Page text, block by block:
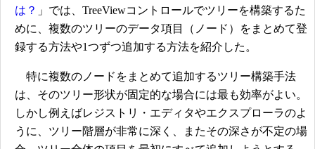
は？ 」では、TreeViewコントロールでツリーを構築するた
めに、複数のツリーのデータ項目（ノード）をまとめて登
録する方法や1つずつ追加する方法を紹介した。
特に複数のノードをまとめて追加するツリー構築手法
は、そのツリー形状が固定的な場合には最も効率がよい。
しかし例えばレジストリ・エディタやエクスプローラのよ
うに、ツリー階層が非常に深く、またその深さが不定の場